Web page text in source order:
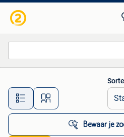
Alle
Bewaar je